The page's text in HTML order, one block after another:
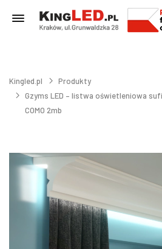
Kingled.pl
Produkty
Gzyms LED – listwa oświetleniowa
COMO 2mb